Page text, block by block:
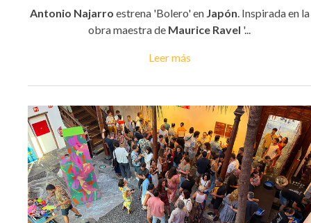
Antonio Najarro estrena 'Bolero' en Japón. Inspirada en la
obra maestra de Maurice Ravel '...
Leer más